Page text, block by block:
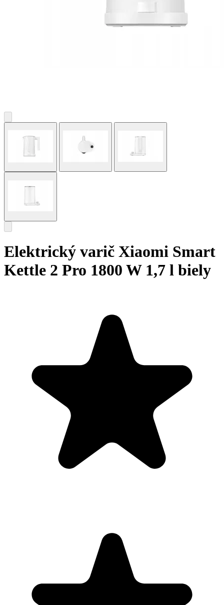
Elektrický varič Xiaomi Smart
Kettle 2 Pro 1800 W 1,7 l biely